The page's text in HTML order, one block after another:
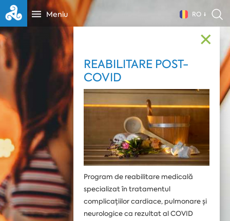
Meniu RO
✕
REABILITARE POST-
COVID
Program de reabilitare medicală
specializat în tratamentul
complicațiilor cardiace, pulmonare și
neurologice ca rezultat al COVID